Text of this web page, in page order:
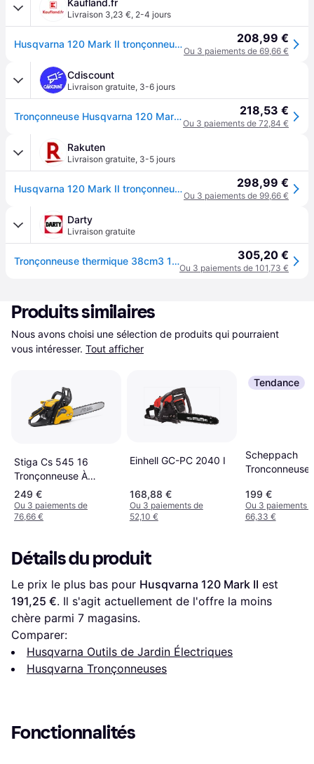
Kaufland.fr
Livraison 3,23 €, 2-4 jours
Husqvarna 120 Mark II tronçonneuse à essence 1,4 kW 38 cm³ 35 cm ( 967861903 ) 208,99 €
Ou 3 paiements de 69,66 €
Cdiscount
Livraison gratuite, 3-6 jours
Tronçonneuse Husqvarna 120 Mark II 35 cm - 38 cm³ - Orange 218,53 €
Ou 3 paiements de 72,84 €
Rakuten
Livraison gratuite, 3-5 jours
Husqvarna 120 Mark II tronçonneuse essence 298,99 €
Ou 3 paiements de 99,66 €
Darty
Livraison gratuite
Tronçonneuse thermique 38cm3 120 MARK II 35SN 3/8'' mini - - 967861903 305,20 €
Ou 3 paiements de 101,73 €
Produits similaires
Nous avons choisi une sélection de produits qui pourraient
vous intéresser. Tout afficher
Stiga Cs 545 16
Tronçonneuse À
Essence 42 4 Cm
249 €
Ou 3 paiements de
76,66 €
Einhell GC-PC 2040 I
168,88 €
Ou 3 paiements de
52,10 €
Tendance
Scheppach
Tronconneuse
Demarrage
Procut 51 Cm
199 €
Ou 3 paiements
66,33 €
Détails du produit
Le prix le plus bas pour Husqvarna 120 Mark II
191,25 €. Il s'agit actuellement de l'offre la moins
chère parmi 7 magasins.
Comparer:
Husqvarna Outils de Jardin Électriques
Husqvarna Tronçonneuses
Fonctionnalités